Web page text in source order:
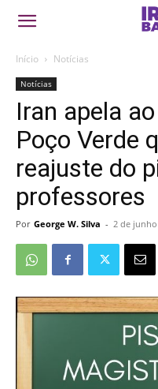
Início Notícias
Notícias
Iran apela
Poço Verde
reajuste do
professores
Por George W. Silva - 2 de